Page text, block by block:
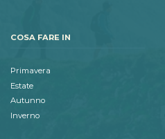
COSA FARE IN
Primavera
Estate
Autunno
Inverno